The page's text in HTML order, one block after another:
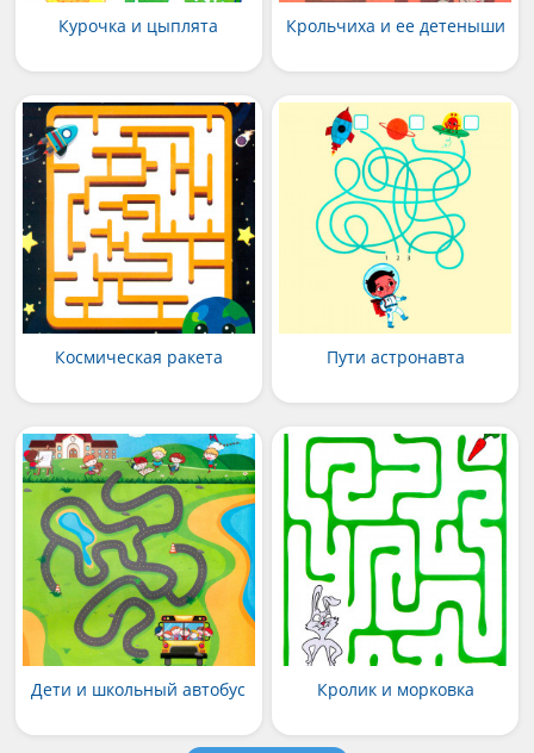
Курочка и цыплята Крольчиха и ее детеныши
Космическая ракета Пути астронавта
Дети и школьный автобус Кролик и морковка